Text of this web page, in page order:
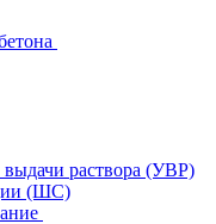
раствора (УВР)
(ШС)